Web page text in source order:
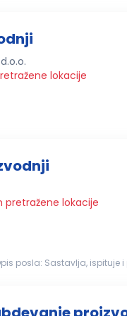
lokacije
pretražene lokacije